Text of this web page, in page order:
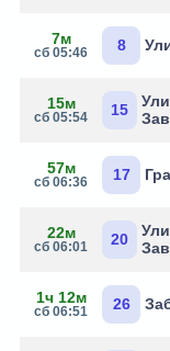
7м
сб 05:46 8
15м
сб 05:54 15
57м
сб 06:36 17
22м
сб 06:01 20
1ч 12м
сб 06:51 26